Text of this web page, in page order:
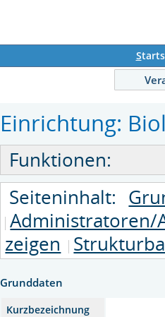
S
Einrichtung:
Funktionen:
Seiteninhalt:
zeigen
Grunddaten
Kurzbezeichnung